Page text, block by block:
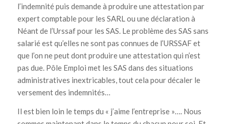
l’indemnité puis demande à produire une attestation par
expert comptable pour les SARL ou une déclaration à
Néant de l’Urssaf pour les SAS. Le problème des SAS sans
salarié est qu’elles ne sont pas connues de l’URSSAF et
que l’on ne peut dont produire une attestation qui n’est
pas due. Pôle Emploi met les SAS dans des situations
administratives inextricables, tout cela pour décaler le
versement des indemnités…
Il est bien loin le temps du « j’aime l’entreprise »…. Nous